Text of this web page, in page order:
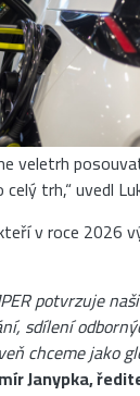
veletrh
trh,“ uvedl
v roce 2026
potvrzuje
sdílení
chceme jako
Janypka,